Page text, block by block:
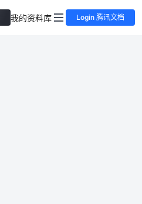
我的资料库 Login 腾讯文档